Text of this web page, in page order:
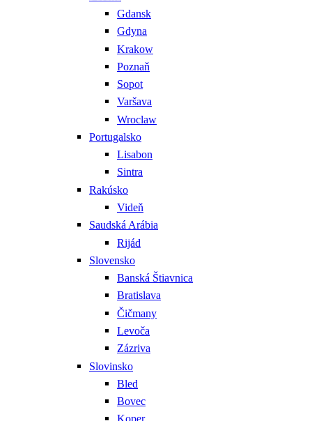
Gdansk
Gdyna
Krakow
Poznaň
Sopot
Varšava
Wroclaw
Portugalsko
Lisabon
Sintra
Rakúsko
Videň
Saudská Arábia
Rijád
Slovensko
Banská Štiavnica
Bratislava
Čičmany
Levoča
Zázriva
Slovinsko
Bled
Bovec